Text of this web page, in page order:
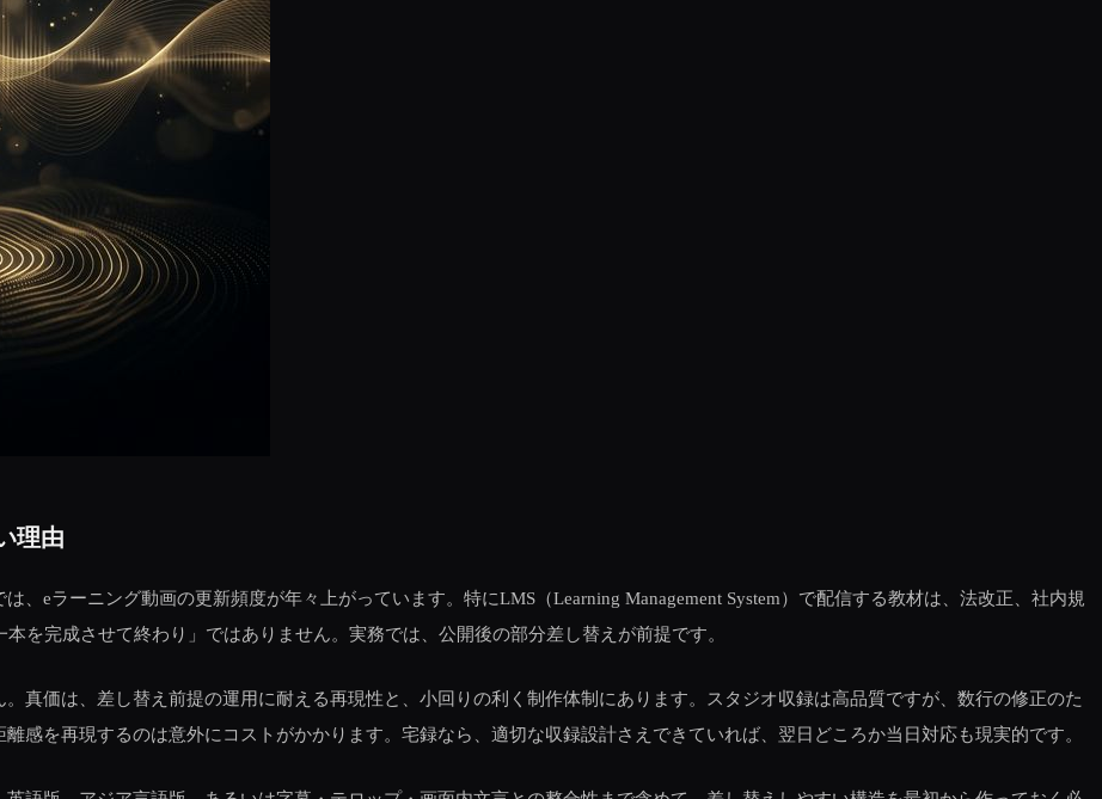
理由
、eラーニング動画の更新頻度が年々上がっています。特にLMS（Learning Management System）で配信する教材は、法改正、社内規
を完成させて終わり」ではありません。実務では、公開後の部分差し替えが前提です。
真価は、差し替え前提の運用に耐える再現性と、小回りの利く制作体制にあります。スタジオ収録は高品質ですが、数行の修正のた
感を再現するのは意外にコストがかかります。宅録なら、適切な収録設計さえできていれば、翌日どころか当日対応も現実的です。